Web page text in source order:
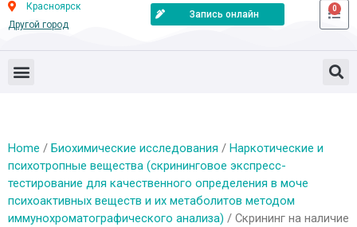
Красноярск
Другой город
Запись онлайн
0
Home / Биохимические исследования / Наркотические и
психотропные вещества (скрининговое экспресс-
тестирование для качественного определения в моче
психоактивных веществ и их метаболитов методом
иммунохроматографического анализа) / Скрининг на наличие